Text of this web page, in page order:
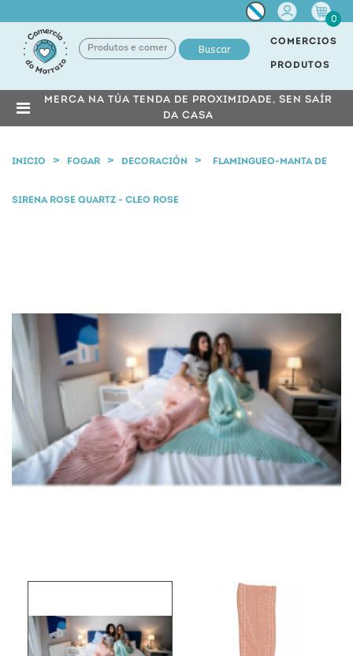
Miña
conta
0
Buscar
COMERCIOS
PRODUTOS
MERCA NA TÚA TENDA DE PROXIMIDADE, SEN SAÍR
DA CASA
INICIO FOGAR DECORACIÓN FLAMINGUEO-MANTA DE
SIRENA ROSE QUARTZ - CLEO ROSE